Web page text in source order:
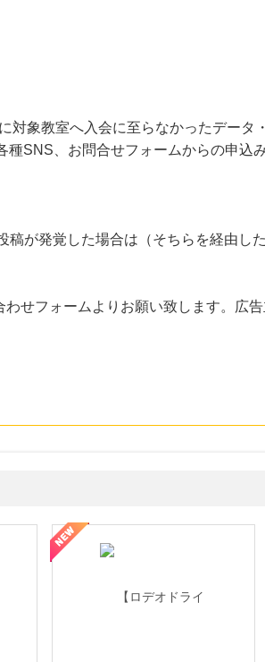
象教室へ入会に至らなかったデータ
SNS、お問合せフォームからの申込
が発覚した場合は（そちらを経由し
せフォームよりお願い致します。広
品で女性の美を応援しています